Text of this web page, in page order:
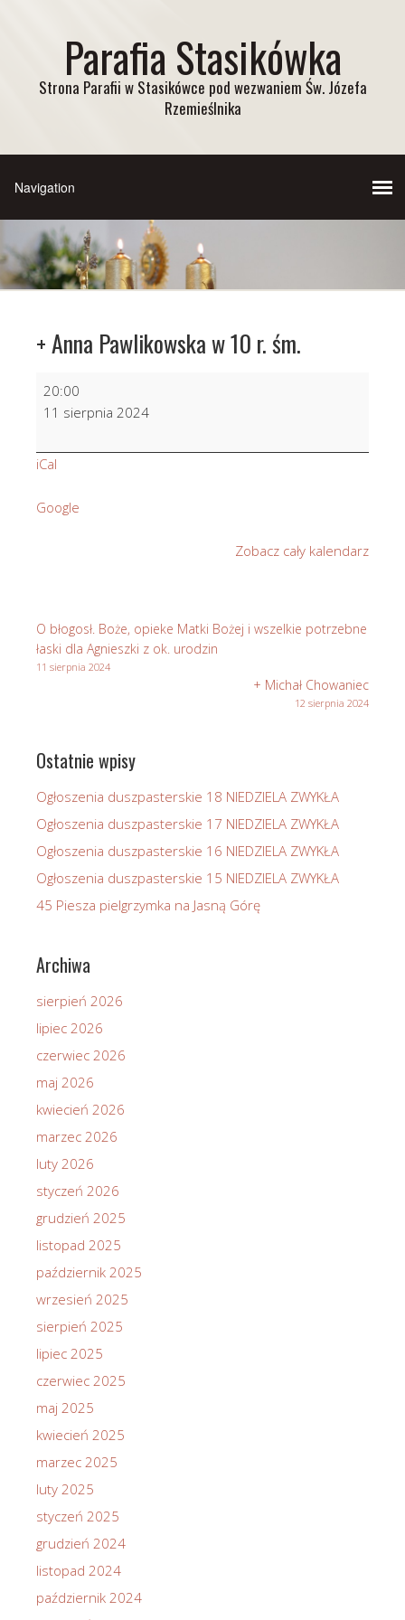
Parafia Stasikówka
Strona Parafii w Stasikówce pod wezwaniem Św. Józefa
Rzemieślnika
+ Anna Pawlikowska w 10 r. śm.
Anna
Pawlikowska
10
śm.
20:00
11 sierpnia 2024
iCal
Google
Zobacz cały kalendarz
O błogosł. Boże, opieke Matki Bożej i wszelkie potrzebne
łaski dla Agnieszki z ok. urodzin
11 sierpnia 2024
+ Michał Chowaniec
12 sierpnia 2024
Ostatnie wpisy
Ogłoszenia duszpasterskie 18 NIEDZIELA ZWYKŁA
Ogłoszenia duszpasterskie 17 NIEDZIELA ZWYKŁA
Ogłoszenia duszpasterskie 16 NIEDZIELA ZWYKŁA
Ogłoszenia duszpasterskie 15 NIEDZIELA ZWYKŁA
45 Piesza pielgrzymka na Jasną Górę
Archiwa
sierpień 2026
lipiec 2026
czerwiec 2026
maj 2026
kwiecień 2026
marzec 2026
luty 2026
styczeń 2026
grudzień 2025
listopad 2025
październik 2025
wrzesień 2025
sierpień 2025
lipiec 2025
czerwiec 2025
maj 2025
kwiecień 2025
marzec 2025
luty 2025
styczeń 2025
grudzień 2024
listopad 2024
październik 2024